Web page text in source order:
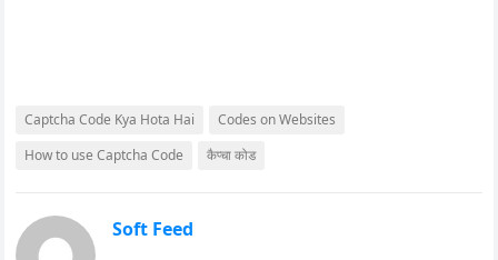
Captcha Code Kya Hota Hai
Codes on Websites
How to use Captcha Code
कैप्चा कोड
Soft Feed